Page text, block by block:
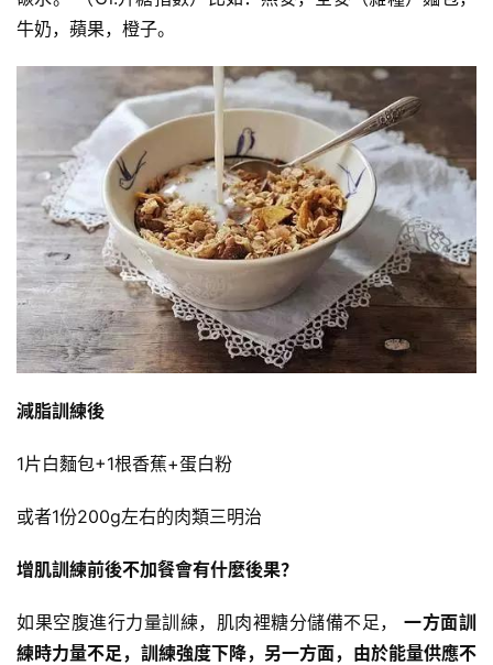
力
增
肌
計
劃
瑜
伽
健
身
視
頻
牛奶，蘋果，橙子。
減脂訓練後
1片白麵包+1根香蕉+蛋白粉
或者1份200g左右的肉類三明治
增肌訓練前後不加餐會有什麼後果？
如果空腹進行力量訓練，肌肉裡糖分儲備不足，一方面訓
練時力量不足，訓練強度下降，另一方面，由於能量供應不